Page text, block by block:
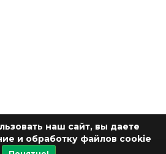
наш сайт, вы даете
и обработку файлов cookie